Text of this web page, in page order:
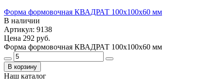
Форма формовочная КВАДРАТ 100х100х60 мм
В наличии
Артикул: 9138
Цена 292 руб.
Форма формовочная КВАДРАТ 100х100х60 мм
В корзину
Наш каталог